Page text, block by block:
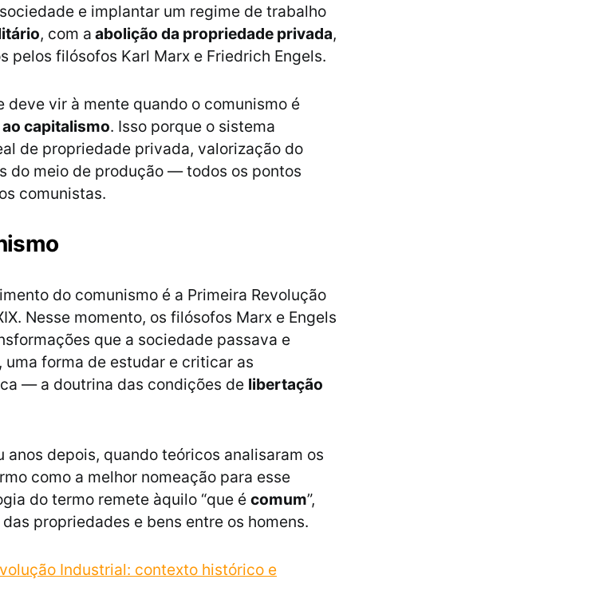
e implantar um regime de trabalho
, com a abolição da propriedade privada,
pelos filósofos Karl Marx e Friedrich Engels.
vir à mente quando o comunismo é
capitalismo. Isso porque o sistema
de propriedade privada, valorização do
do meio de produção — todos os pontos
comunistas.
do comunismo é a Primeira Revolução
Nesse momento, os filósofos Marx e Engels
que a sociedade passava e
, uma forma de estudar e criticar as
— a doutrina das condições de libertação
anos depois, quando teóricos analisaram os
como a melhor nomeação para esse
do termo remete àquilo “que é comum”,
propriedades e bens entre os homens.
Industrial: contexto histórico e